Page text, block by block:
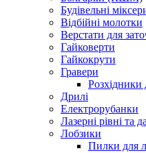
Будівельні
Відбійні молотки
Верстати для
Гайковерти
Гайкокрути
Гравери
Розхідники
Дрилі
Електрорубанки
Лазерні рівні та
Лобзики
Пилки для